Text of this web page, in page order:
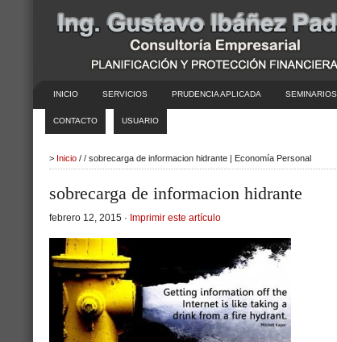
INICIO SERVICIOS PRUDENCIA APLICADA SEMINARIOS
CONTACTO USUARIO
> Inicio / / sobrecarga de informacion hidrante | Economía Personal
sobrecarga de informacion hidrante
febrero 12, 2015 · Imprimir este artículo